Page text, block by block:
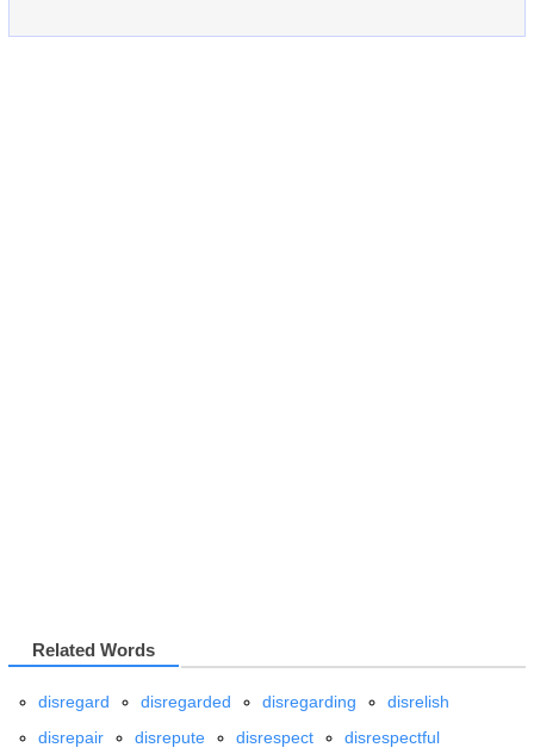
Related Words
disregard disregarded disregarding
disrelish
disrepair
disrepute disrespect disrespectful